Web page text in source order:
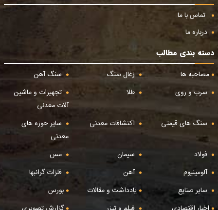
تماس با ما
درباره ما
دسته بندی مطالب
مصاحبه ها
زغال سنگ
سنگ آهن
سرب و روی
طلا
تجهیزات و ماشین
آلات معدنی
سنگ های قیمتی
اکتشافات معدنی
سایر حوزه های
معدنی
فولاد
سیمان
مس
آلومینیوم
آهن
فلزات گرانبها
سایر صنایع
یادداشت و مقالات
بورس